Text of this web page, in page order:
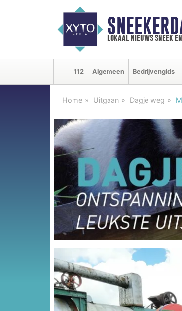
lokaal nieuws sneek
112 Algemeen Bedrijvengids
Home Uitgaan Dagje weg